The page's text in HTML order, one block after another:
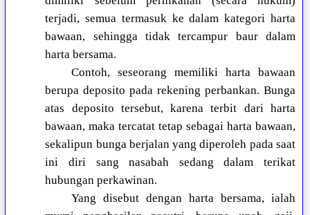
terjadi, semua termasuk ke dalam kategori harta
bawaan, sehingga tidak tercampur baur dalam
harta bersama.
Contoh, seseorang memiliki harta bawaan
berupa deposito pada rekening perbankan. Bunga
atas deposito tersebut, karena terbit dari harta
bawaan, maka tercatat tetap sebagai harta bawaan,
sekalipun bunga berjalan yang diperoleh pada saat
ini diri sang nasabah sedang dalam terikat
hubungan perkawinan.
Yang disebut dengan harta bersama, ialah